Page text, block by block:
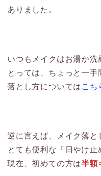
ありました。
いつもメイクはお湯か
とっては、ちょっと一
落とし方については こち
逆に言えば、メイク落と
とても便利な「日やけ止
現在、初めての方は半額